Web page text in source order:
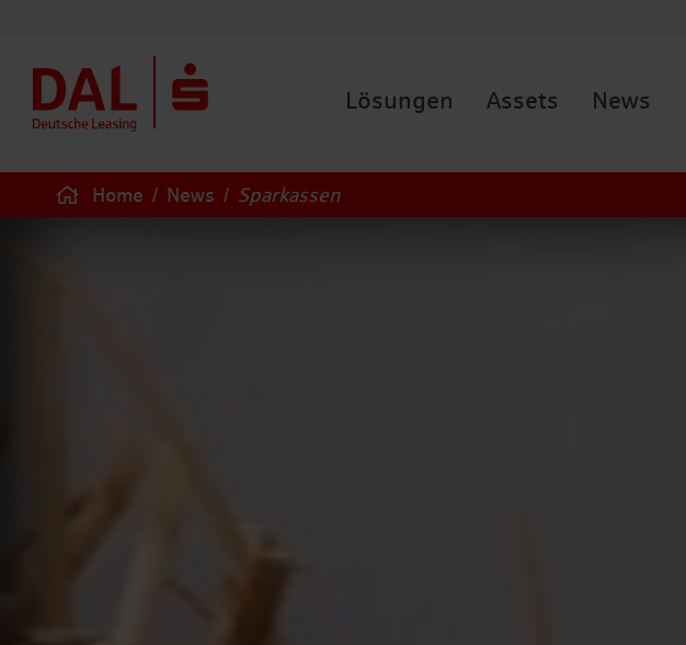
Lösungen Assets News
Home / News / Sparkassen